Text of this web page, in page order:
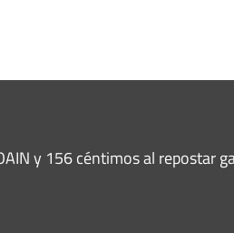
y 156 céntimos al repostar